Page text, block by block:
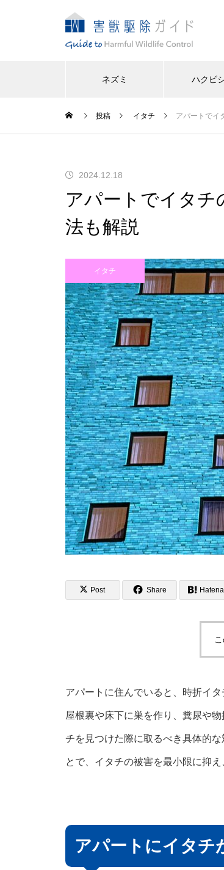
ネズミ ハクビ
投稿 イタチ アパートでイ
2024.12.18
アパートでイタチ
法も解説
イタチ
Post Share Hatena
アパートに住んでいると、時折イ
屋根裏や床下に巣を作り、糞尿や
チを見つけた際に取るべき具体的
とで、イタチの被害を最小限に抑
アパートにイタチ